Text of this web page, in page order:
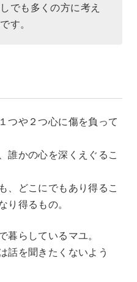
でも多くの方に考え
す。
つや２つ心に傷を負って
誰かの心を深くえぐるこ
、どこにでもあり得るこ
り得るもの。
暮らしているマユ。
話を聞きたくないよう